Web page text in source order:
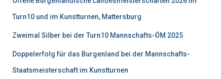
Turn10 und im Kunstturnen, Mattersburg
Zweimal Silber bei der Turn10 Mannschafts-ÖM 2025
Doppelerfolg für das Burgenland bei der Mannschafts-
Staatsmeisterschaft im Kunstturnen